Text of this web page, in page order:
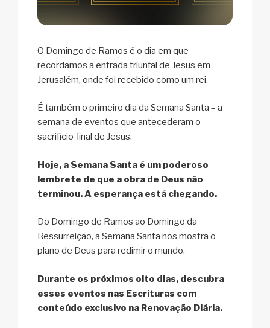
O Domingo de Ramos é o dia em que
recordamos a entrada triunfal de Jesus em
Jerusalém, onde foi recebido como um rei.
É também o primeiro dia da Semana Santa – a
semana de eventos que antecederam o
sacrifício final de Jesus.
Hoje, a Semana Santa é um poderoso
lembrete de que a obra de Deus não
terminou. A esperança está chegando.
Do Domingo de Ramos ao Domingo da
Ressurreição, a Semana Santa nos mostra o
plano de Deus para redimir o mundo.
Durante os próximos oito dias, descubra
esses eventos nas Escrituras com
conteúdo exclusivo na Renovação Diária.